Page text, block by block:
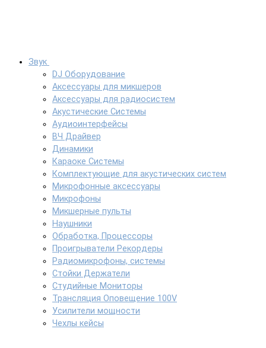
Звук
DJ Оборудование
Аксессуары для микшеров
Аксессуары для радиосистем
Акустические Системы
Аудиоинтерфейсы
ВЧ Драйвер
Динамики
Караоке Системы
Комплектующие для акустических систем
Микрофонные аксессуары
Микрофоны
Микшерные пульты
Наушники
Обработка, Процессоры
Проигрыватели Рекордеры
Радиомикрофоны, системы
Стойки Держатели
Студийные Мониторы
Трансляция Оповещение 100V
Усилители мощности
Чехлы кейсы